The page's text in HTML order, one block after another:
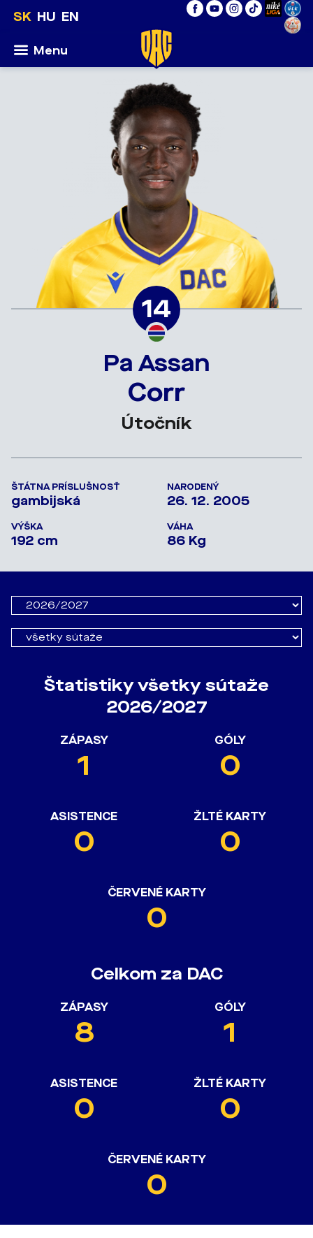
SK HU EN
Menu
14
Pa Assan
Corr
Útočník
ŠTÁTNA PRÍSLUŠNOSŤ
gambijská
NARODENÝ
26. 12. 2005
VÝŠKA
192 cm
VÁHA
86 Kg
Štatistiky všetky sútaže
2026/2027
ZÁPASY
1
GÓLY
0
ASISTENCE
0
ŽLTÉ KARTY
0
ČERVENÉ KARTY
0
Celkom za DAC
ZÁPASY
8
GÓLY
1
ASISTENCE
0
ŽLTÉ KARTY
0
ČERVENÉ KARTY
0